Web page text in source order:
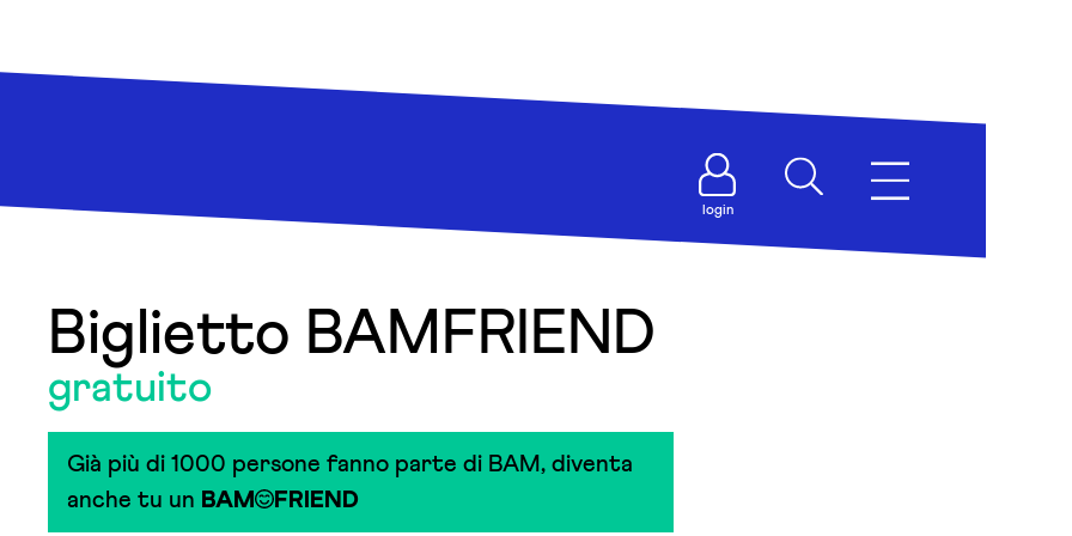
login
Biglietto BAMFRIEND
gratuito
Già più di 1000 persone fanno parte di BAM, diventa
anche tu un BAM FRIEND